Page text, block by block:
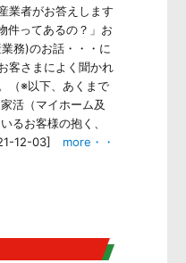
業者がお答えします
件ってあるの？」お
務)のお話・・・に
客さまによく聞かれ
（※以下、あくまで
活（マイホーム及
るお客様の抱く、
12-03] more・・